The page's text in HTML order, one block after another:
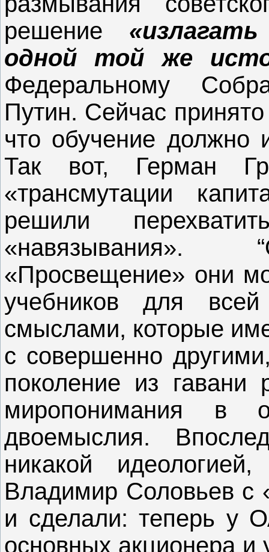
решение
одной той же
Федеральному
Путин. Сейчас
что обучение должно
Так вот, Герман
«трансмутации
решили
«навязывания».
«Просвещение» они
учебников для
смыслами, которые
с совершенно
поколение из гавани
миропонимания в
двоемыслия.
никакой
Владимир Соловьев с
и сделали: теперь у
основных акционера и